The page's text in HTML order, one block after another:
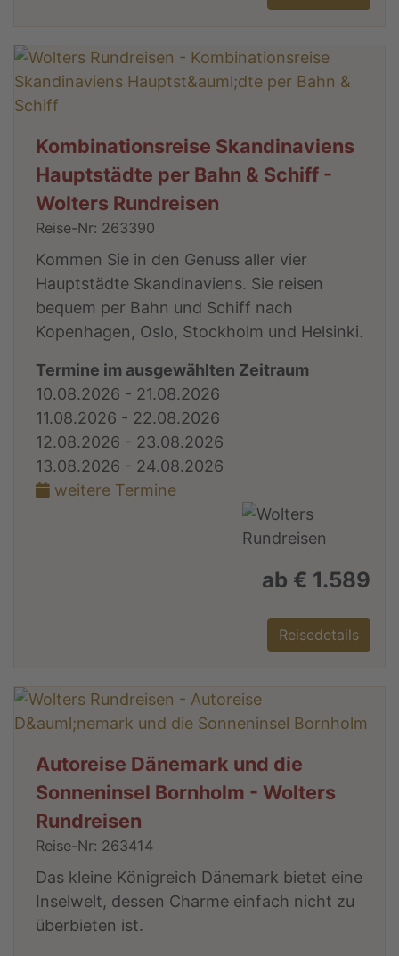
Kombinationsreise Skandinaviens
Hauptstädte per Bahn & Schiff -
Wolters Rundreisen
Reise-Nr: 263390
Kommen Sie in den Genuss aller vier
Hauptstädte Skandinaviens. Sie reisen
bequem per Bahn und Schiff nach
Kopenhagen, Oslo, Stockholm und Helsinki.
Termine im ausgewählten Zeitraum
10.08.2026 - 21.08.2026
11.08.2026 - 22.08.2026
12.08.2026 - 23.08.2026
13.08.2026 - 24.08.2026
weitere Termine
ab € 1.589
Reisedetails
Autoreise Dänemark und die
Sonneninsel Bornholm - Wolters
Rundreisen
Reise-Nr: 263414
Das kleine Königreich Dänemark bietet eine
Inselwelt, dessen Charme einfach nicht zu
überbieten ist.